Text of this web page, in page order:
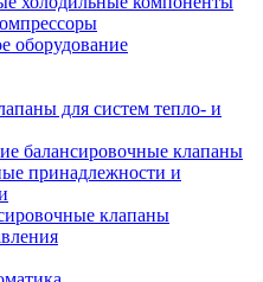
оборудование
для систем тепло- и
балансировочные клапаны
принадлежности и
клапаны